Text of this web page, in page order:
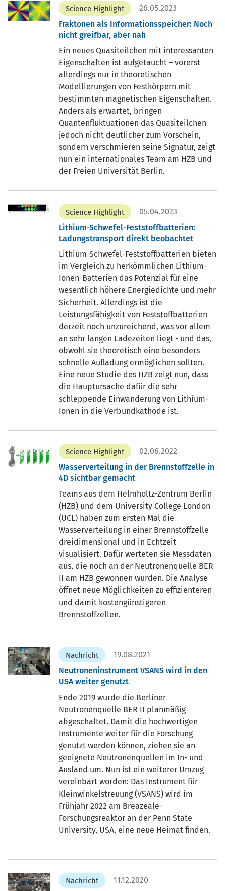
Science Highlight
26.05.2023
Fraktonen als Informationsspeicher: Noch
nicht greifbar, aber nah
Ein neues Quasiteilchen mit interessanten
Eigenschaften ist aufgetaucht – vorerst
allerdings nur in theoretischen
Modellierungen von Festkörpern mit
bestimmten magnetischen Eigenschaften.
Anders als erwartet, bringen
Quantenfluktuationen das Quasiteilchen
jedoch nicht deutlicher zum Vorschein,
sondern verschmieren seine Signatur, zeigt
nun ein internationales Team am HZB und
der Freien Universität Berlin.
Science Highlight
05.04.2023
Lithium-Schwefel-Feststoffbatterien:
Ladungstransport direkt beobachtet
Lithium-Schwefel-Feststoffbatterien bieten
im Vergleich zu herkömmlichen Lithium-
Ionen-Batterien das Potenzial für eine
wesentlich höhere Energiedichte und mehr
Sicherheit. Allerdings ist die
Leistungsfähigkeit von Feststoffbatterien
derzeit noch unzureichend, was vor allem
an sehr langen Ladezeiten liegt - und das,
obwohl sie theoretisch eine besonders
schnelle Aufladung ermöglichen sollten.
Eine neue Studie des HZB zeigt nun, dass
die Hauptursache dafür die sehr
schleppende Einwanderung von Lithium-
Ionen in die Verbundkathode ist.
Science Highlight
02.06.2022
Wasserverteilung in der Brennstoffzelle in
4D sichtbar gemacht
Teams aus dem Helmholtz-Zentrum Berlin
(HZB) und dem University College London
(UCL) haben zum ersten Mal die
Wasserverteilung in einer Brennstoffzelle
dreidimensional und in Echtzeit
visualisiert. Dafür werteten sie Messdaten
aus, die noch an der Neutronenquelle BER
II am HZB gewonnen wurden. Die Analyse
öffnet neue Möglichkeiten zu effizienteren
und damit kostengünstigeren
Brennstoffzellen.
Nachricht
19.08.2021
Neutroneninstrument VSANS wird in den
USA weiter genutzt
Ende 2019 wurde die Berliner
Neutronenquelle BER II planmäßig
abgeschaltet. Damit die hochwertigen
Instrumente weiter für die Forschung
genutzt werden können, ziehen sie an
geeignete Neutronenquellen im In- und
Ausland um. Nun ist ein weiterer Umzug
vereinbart worden: Das Instrument für
Kleinwinkelstreuung (VSANS) wird im
Frühjahr 2022 am Breazeale-
Forschungsreaktor an der Penn State
University, USA, eine neue Heimat finden.
Nachricht 11.12.2020